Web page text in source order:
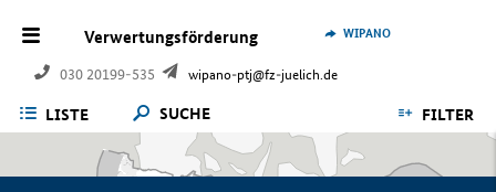
Verwertungsförderung
030 20199-535 wipano-ptj@fz-juelich.de
WIPANO
LISTE SUCHE FILTER